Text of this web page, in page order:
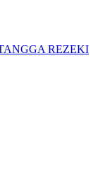
REZEKI